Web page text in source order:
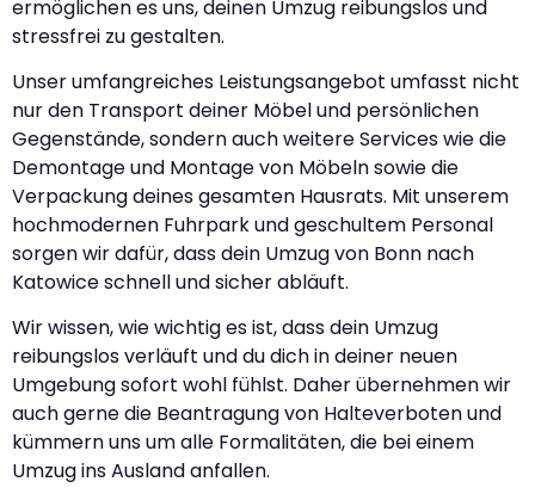
ermöglichen es uns, deinen Umzug reibungslos und
stressfrei zu gestalten.
Unser umfangreiches Leistungsangebot umfasst nicht
nur den Transport deiner Möbel und persönlichen
Gegenstände, sondern auch weitere Services wie die
Demontage und Montage von Möbeln sowie die
Verpackung deines gesamten Hausrats. Mit unserem
hochmodernen Fuhrpark und geschultem Personal
sorgen wir dafür, dass dein Umzug von Bonn nach
Katowice schnell und sicher abläuft.
Wir wissen, wie wichtig es ist, dass dein Umzug
reibungslos verläuft und du dich in deiner neuen
Umgebung sofort wohl fühlst. Daher übernehmen wir
auch gerne die Beantragung von Halteverboten und
kümmern uns um alle Formalitäten, die bei einem
Umzug ins Ausland anfallen.